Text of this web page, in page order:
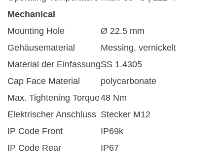
Mechanical
Mounting Hole
Ø 22.5 mm
Gehäusematerial
Messing, vernickelt
Material der EinfassungSS 1.4305
Cap Face Material
polycarbonate
Max. Tightening Torque48 Nm
Elektrischer Anschluss Stecker M12
IP Code Front
IP69k
IP Code Rear
IP67